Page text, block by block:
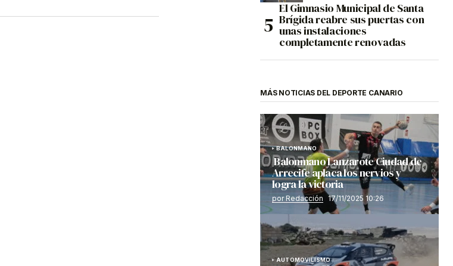
El Gimnasio Municipal de Santa
Brígida reabre sus puertas con
unas instalaciones
completamente renovadas
MÁS NOTICIAS DEL DEPORTE CANARIO
BALONMANO
Balonmano Lanzarote Ciudad de
Arrecife aplaca los nervios y
logra la victoria
por Redacción 17/11/2025 10:26
AUTOMOVILISMO